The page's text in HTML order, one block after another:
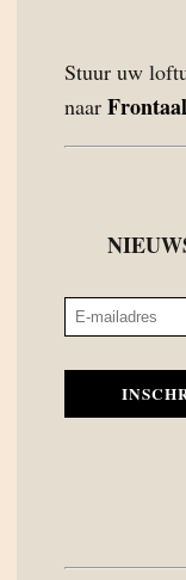
Stuur uw
naar